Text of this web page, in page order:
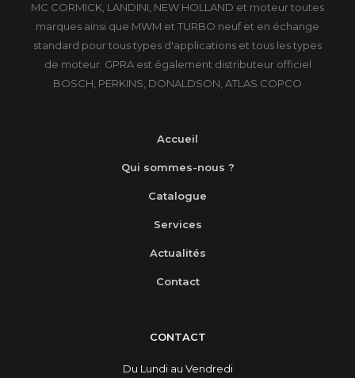
MC CORMICK, LANDINI, NEW HOLLAND et moteur toutes
marques ainsi que MWM et TURBO neuf et en échange
standard pour tous types d'applications et tous les types
de moteur. GPRA est également distributeur officiel
BOSCH, PERKINS, DONALDSON, ATLAS COPCO
Accueil
Qui sommes-nous ?
Catalogue
Services
Actualités
Contact
CONTACT
Du Lundi au Vendredi